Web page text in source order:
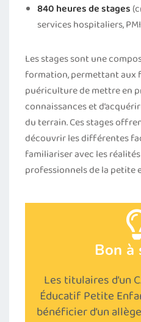
840 heures de stages
services hospitaliers,
Les stages sont une
formation, permettant aux
puériculture de mettre en
connaissances et
du terrain. Ces stages
découvrir les différentes
familiariser avec les
professionnels de la petite
Bon à
Les titulaires d’un
Éducatif Petite
bénéficier d’un